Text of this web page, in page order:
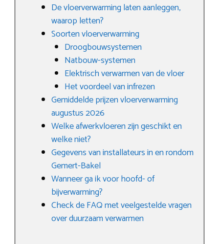
De vloerverwarming laten aanleggen,
waarop letten?
Soorten vloerverwarming
Droogbouwsystemen
Natbouw-systemen
Elektrisch verwarmen van de vloer
Het voordeel van infrezen
Gemiddelde prijzen vloerverwarming
augustus 2026
Welke afwerkvloeren zijn geschikt en
welke niet?
Gegevens van installateurs in en rondom
Gemert-Bakel
Wanneer ga ik voor hoofd- of
bijverwarming?
Check de FAQ met veelgestelde vragen
over duurzaam verwarmen